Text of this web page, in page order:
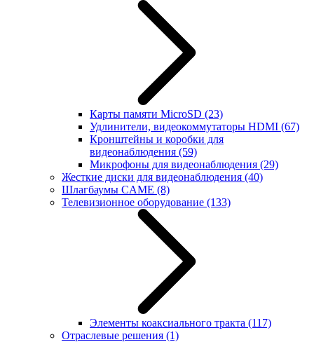
Карты памяти MicroSD (23)
Удлинители, видеокоммутаторы HDMI (67)
Кронштейны и коробки для
видеонаблюдения (59)
Микрофоны для видеонаблюдения (29)
Жесткие диски для видеонаблюдения (40)
Шлагбаумы CAME (8)
Телевизионное оборудование (133)
Элементы коаксиального тракта (117)
Отраслевые решения (1)